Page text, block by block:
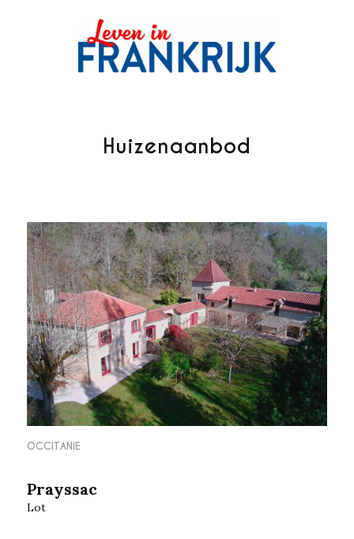
Huizenaanbod
OCCITANIE
Prayssac
Lot